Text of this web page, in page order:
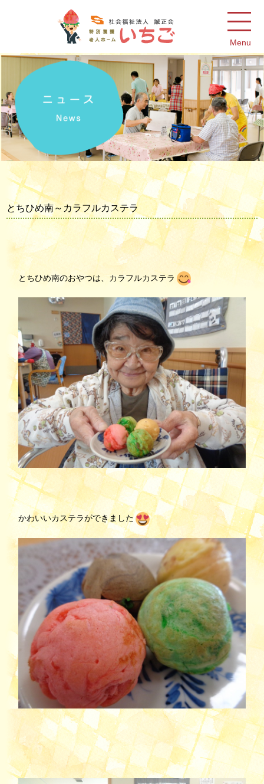
Menu
とちひめ南～カラフルカステラ
とちひめ南のおやつは、カラフルカステラ
かわいいカステラができました